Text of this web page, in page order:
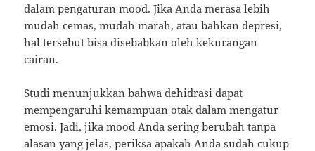
dalam pengaturan mood. Jika Anda merasa lebih
mudah cemas, mudah marah, atau bahkan depresi,
hal tersebut bisa disebabkan oleh kekurangan
cairan.
Studi menunjukkan bahwa dehidrasi dapat
mempengaruhi kemampuan otak dalam mengatur
emosi. Jadi, jika mood Anda sering berubah tanpa
alasan yang jelas, periksa apakah Anda sudah cukup